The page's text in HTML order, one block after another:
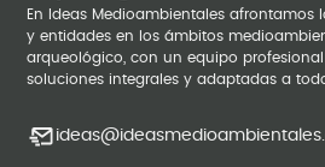
En Ideas Medioambientales afrontamos
y entidades en los ámbitos
arqueológico, con un equipo
soluciones integrales y adaptadas a